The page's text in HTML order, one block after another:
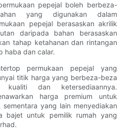
pepejal boleh berbeza-
yang digunakan dalam
pepejal berasaskan akrilik
daripada bahan berasaskan
tahap ketahanan dan rintangan
haba dan calar.
permukaan pepejal yang
titik harga yang berbeza-beza
kualiti dan ketersediaannya.
harga premium untuk
yang lain menyediakan
bajet untuk pemilik rumah yang